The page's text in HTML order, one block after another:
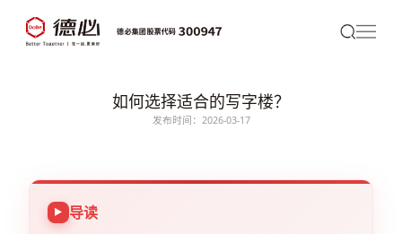
如何选择适合的写字楼？
发布时间：2026-03-17
导读